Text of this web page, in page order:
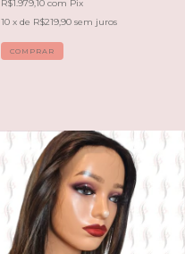
R$1.979,10 com Pix
10 x de R$219,90 sem juros
COMPRAR